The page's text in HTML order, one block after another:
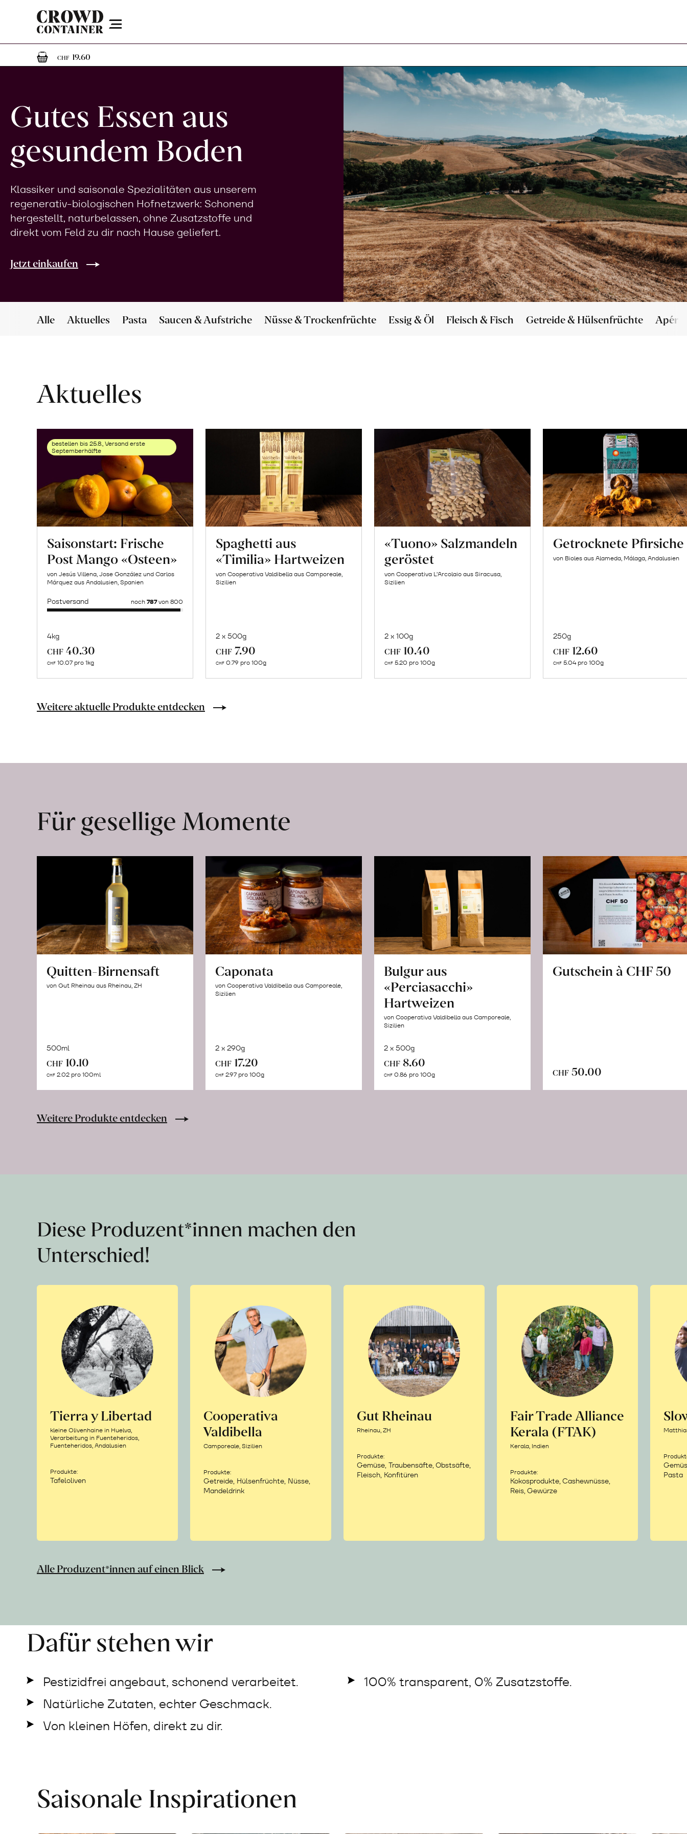
Menu
CHF 19.601 Artikel im Warenkorb
Gutes Essen aus
gesundem Boden
Klassiker und saisonale Spezialitäten aus unserem
regenerativ-biologischen Hofnetzwerk: Schonend
hergestellt, naturbelassen, ohne Zusatzstoffe und
direkt vom Feld zu dir nach Hause geliefert.
Jetzt einkaufen
Alle Aktuelles Pasta Saucen & Aufstriche Nüsse & Trockenfrüchte Essig & Öl Fleisch & Fisch Getreide & Hülsenfrüchte Apéro
Aktuelles
bestellen bis 25.8., Versand erste
Septemberhälfte
Saisonstart: Frische
Post Mango «Osteen»
von Jesús Villena, Jose González und Carlos
Márquez aus Andalusien, Spanien
Postversand noch 787von 800
4kg
CHF 40.30
CHF 10.07 pro 1kg
Naturbelassene
Lebensmittel
ab
Spaghetti aus
«Timilia» Hartweizen
von Cooperativa Valdibella aus Camporeale,
Sizilien
2 x 500g
CHF 7.90
CHF 0.79 pro 100g
«Tuono» Salzmandeln
geröstet
von Cooperativa L’Arcolaio aus Siracusa,
Sizilien
2 x 100g
CHF 10.40
CHF 5.20 pro 100g
Getrocknete Pfirsiche
von Bioles aus Alameda, Málaga, Andalusien
250g
CHF 12.60
CHF 5.04 pro 100g
Weitere aktuelle Produkte entdecken
Für gesellige Momente
Quitten-Birnensaft
von Gut Rheinau aus Rheinau, ZH
500ml
CHF 10.10
CHF 2.02 pro 100ml
Caponata
von Cooperativa Valdibella aus Camporeale,
Sizilien
2 x 290g
CHF 17.20
CHF 2.97 pro 100g
Bulgur aus
«Perciasacchi»
Hartweizen
von Cooperativa Valdibella aus Camporeale,
Sizilien
2 x 500g
CHF 8.60
CHF 0.86 pro 100g
Gutschein à CHF 50
CHF 50.00
Warenkorb
Weitere Produkte entdecken
Diese Produzent*innen machen den
Unterschied!
Tierra y Libertad
kleine Olivenhaine in Huelva,
Verarbeitung in Fuenteheridos,
Fuenteheridos, Andalusien
Produkte:
Tafeloliven
Cooperativa
Valdibella
Camporeale, Sizilien
Produkte:
Getreide, Hülsenfrüchte, Nüsse,
Mandeldrink
Gut Rheinau
Rheinau, ZH
Produkte:
Gemüse, Traubensäfte, Obstsäfte,
Fleisch, Konfitüren
Fair Trade Alliance
Kerala (FTAK)
Kerala, Indien
Produkte:
Kokosprodukte, Cashewnüsse,
Reis, Gewürze
Pasta
Alle Produzent*innen auf einen Blick
Dafür stehen wir
Pestizidfrei angebaut, schonend verarbeitet.
Natürliche Zutaten, echter Geschmack.
Von kleinen Höfen, direkt zu dir.
100% transparent, 0% Zusatzstoffe.
Saisonale Inspirationen